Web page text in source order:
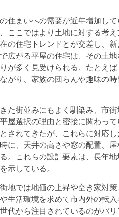
住まいへの需要が近年増加し
ここではより土地に対する考
の住宅トレンドとが交差し、
広がる平屋の住宅は、その土
が多く見受けられる。たとえ
がり、家族の団らんや趣味の
た街並みにもよく馴染み、市
屋選択の理由と密接に関わって
されてきたが、これらに対応
に、天井の高さや窓の配置、
。これらの設計要素は、長年
示している。
地では地価の上昇や空き家対
生活環境を求めて市内外の転
代から注目されているのがバ